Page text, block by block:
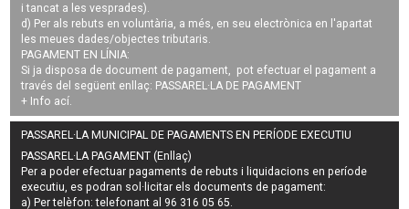
i tancat a les vesprades).
d) Per als rebuts en voluntària, a més, en seu electrònica en l'apartat
les meues dades/objectes tributaris.
PAGAMENT EN LÍNIA:
Si ja disposa de document de pagament, pot efectuar el pagament a
través del següent enllaç: PASSAREL·LA DE PAGAMENT
+ Info ací.
PASSAREL·LA MUNICIPAL DE PAGAMENTS EN PERÍODE EXECUTIU
PASSAREL·LA PAGAMENT (Enllaç)
Per a poder efectuar pagaments derebuts i liquidacions en període
executiu, es podran sol·licitar els documents de pagament:
a) Per telèfon: telefonant al 96 316 05 65.